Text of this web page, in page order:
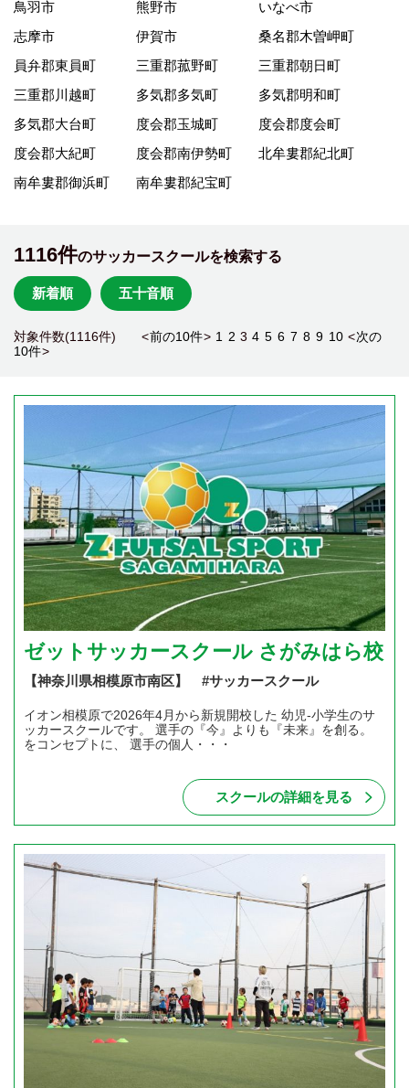
鳥羽市
熊野市
いなべ市
志摩市
伊賀市
桑名郡木曽岬町
員弁郡東員町
三重郡菰野町
三重郡朝日町
三重郡川越町
多気郡多気町
多気郡明和町
多気郡大台町
度会郡玉城町
度会郡度会町
度会郡大紀町
度会郡南伊勢町
北牟婁郡紀北町
南牟婁郡御浜町
南牟婁郡紀宝町
1116件のサッカースクールを検索する
新着順 五十音順
対象件数(1116件) <前の10件> 1 2 3 4 5 6 7 8 9 10 <次の
10件>
ゼットサッカースクール さがみはら校
【神奈川県相模原市南区】 #サッカースクール
イオン相模原で2026年4月から新規開校した 幼児-小学生のサ
ッカースクールです。 選手の『今』よりも『未来』を創る。
をコンセプトに、 選手の個人・・・
スクールの詳細を見る